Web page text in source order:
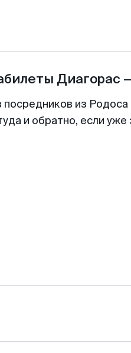
Диагорас
из
и обратно, если